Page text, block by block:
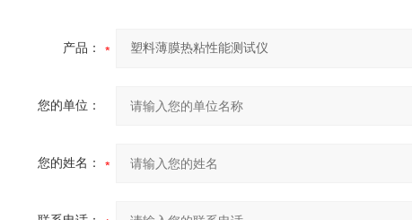
产品：
您的单位：
您的姓名：